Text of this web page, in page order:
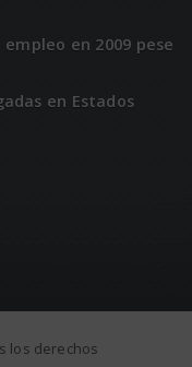
en 2009 pese
en Estados
los derechos